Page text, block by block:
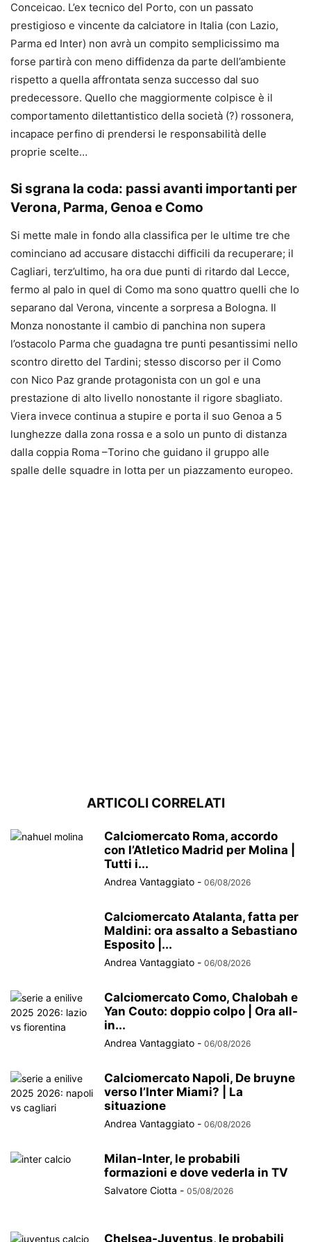
Conceicao. L’ex tecnico del Porto, con un passato
prestigioso e vincente da calciatore in Italia (con Lazio,
Parma ed Inter) non avrà un compito semplicissimo ma
forse partirà con meno diffidenza da parte dell’ambiente
rispetto a quella affrontata senza successo dal suo
predecessore. Quello che maggiormente colpisce è il
comportamento dilettantistico della società (?) rossonera,
incapace perfino di prendersi le responsabilità delle
proprie scelte…
Si sgrana la coda: passi avanti importanti per
Verona, Parma, Genoa e Como
Si mette male in fondo alla classifica per le ultime tre che
cominciano ad accusare distacchi difficili da recuperare; il
Cagliari, terz’ultimo, ha ora due punti di ritardo dal Lecce,
fermo al palo in quel di Como ma sono quattro quelli che lo
separano dal Verona, vincente a sorpresa a Bologna. Il
Monza nonostante il cambio di panchina non supera
l’ostacolo Parma che guadagna tre punti pesantissimi nello
scontro diretto del Tardini; stesso discorso per il Como
con Nico Paz grande protagonista con un gol e una
prestazione di alto livello nonostante il rigore sbagliato.
Viera invece continua a stupire e porta il suo Genoa a 5
lunghezze dalla zona rossa e a solo un punto di distanza
dalla coppia Roma –Torino che guidano il gruppo alle
spalle delle squadre in lotta per un piazzamento europeo.
ARTICOLI CORRELATI
Calciomercato Roma, accordo
con l’Atletico Madrid per Molina |
Tutti i...
Andrea Vantaggiato - 06/08/2026
Calciomercato Atalanta, fatta per
Maldini: ora assalto a Sebastiano
Esposito |...
Andrea Vantaggiato - 06/08/2026
Calciomercato Como, Chalobah e
Yan Couto: doppio colpo | Ora all-
in...
Andrea Vantaggiato - 06/08/2026
Calciomercato Napoli, De bruyne
verso l’Inter Miami? | La
situazione
Andrea Vantaggiato - 06/08/2026
Milan-Inter, le probabili
formazioni e dove vederla in TV
Salvatore Ciotta - 05/08/2026
Chelsea-Juventus, le probabili